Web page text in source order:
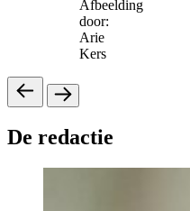
Afbeelding
door:
Arie
Kers
De redactie